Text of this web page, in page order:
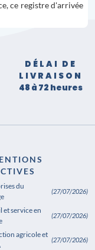
ce registre d'arrivée
DÉLAI DE
LIVRAISON
48 à 72 heures
du
(27/07/2026)
et service en
(27/07/2026)
agricole et
(27/07/2026)